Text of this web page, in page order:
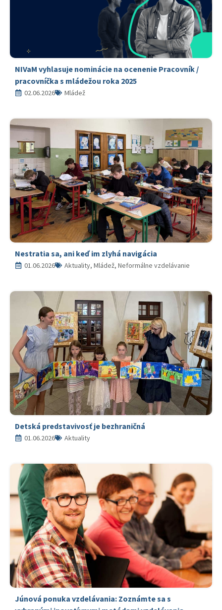
NIVaM vyhlasuje nominácie na ocenenie Pracovník /
pracovníčka s mládežou roka 2025
02.06.2026 Mládež
Nestratia sa, ani keď im zlyhá navigácia
01.06.2026 Aktuality, Mládež, Neformálne vzdelávanie
Detská predstavivosť je bezhraničná
01.06.2026 Aktuality
Júnová ponuka vzdelávania: Zoznámte sa s